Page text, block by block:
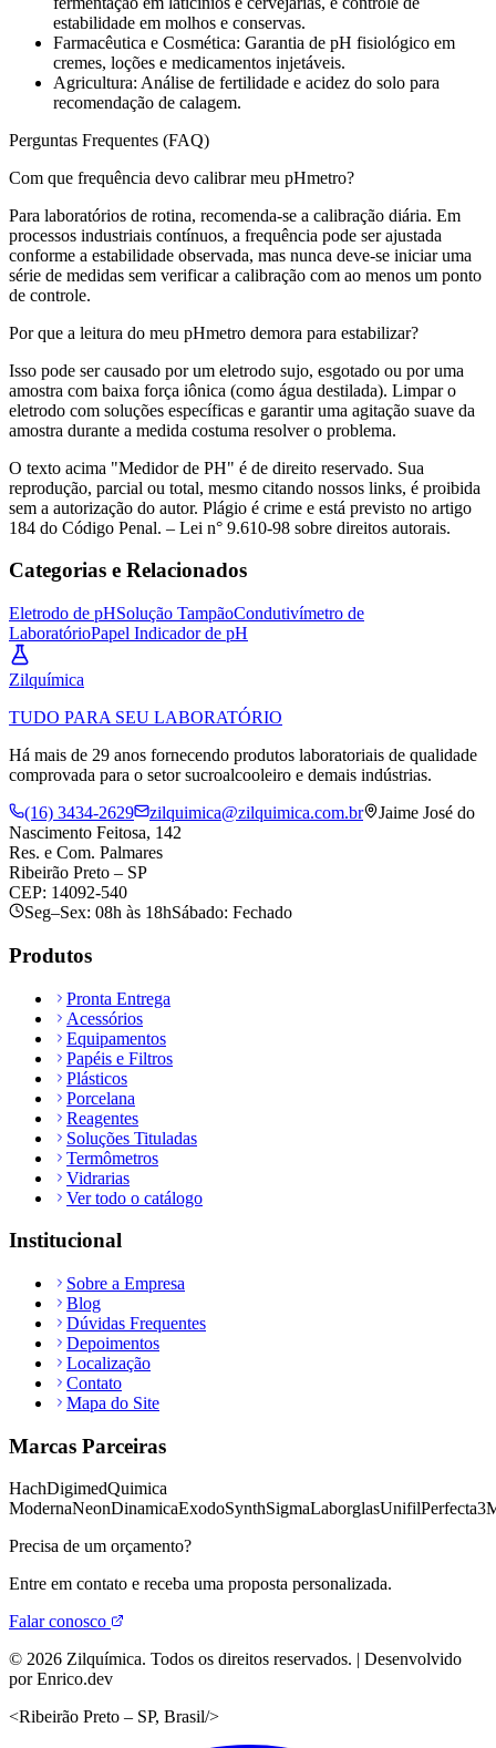
estabilidade em molhos e conservas.
Farmacêutica e Cosmética: Garantia de pH fisiológico em
cremes, loções e medicamentos injetáveis.
Agricultura: Análise de fertilidade e acidez do solo para
recomendação de calagem.
Perguntas Frequentes (FAQ)
Com que frequência devo calibrar meu pHmetro?
Para laboratórios de rotina, recomenda-se a calibração diária. Em
processos industriais contínuos, a frequência pode ser ajustada
conforme a estabilidade observada, mas nunca deve-se iniciar uma
série de medidas sem verificar a calibração com ao menos um ponto
de controle.
Por que a leitura do meu pHmetro demora para estabilizar?
Isso pode ser causado por um eletrodo sujo, esgotado ou por uma
amostra com baixa força iônica (como água destilada). Limpar o
eletrodo com soluções específicas e garantir uma agitação suave da
amostra durante a medida costuma resolver o problema.
O texto acima "Medidor de PH" é de direito reservado. Sua
reprodução, parcial ou total, mesmo citando nossos links, é proibida
sem a autorização do autor. Plágio é crime e está previsto no artigo
184 do Código Penal. – Lei n° 9.610-98 sobre direitos autorais.
Categorias e Relacionados
Eletrodo de pHSolução TampãoCondutivímetro de
LaboratórioPapel Indicador de pH
Zilquímica
TUDO PARA SEU LABORATÓRIO
Há mais de 29 anos fornecendo produtos laboratoriais de qualidade
comprovada para o setor sucroalcooleiro e demais indústrias.
(16) 3434-2629
zilquimica@zilquimica.com.br
Jaime José do
Nascimento Feitosa, 142
Res. e Com. Palmares
Ribeirão Preto – SP
CEP: 14092-540
Seg–Sex: 08h às 18hSábado: Fechado
Produtos
Pronta Entrega
Acessórios
Equipamentos
Papéis e Filtros
Plásticos
Porcelana
Reagentes
Soluções Tituladas
Termômetros
Vidrarias
Ver todo o catálogo
Institucional
Sobre a Empresa
Blog
Dúvidas Frequentes
Depoimentos
Localização
Contato
Mapa do Site
Marcas Parceiras
HachDigimedQuimica
ModernaNeonDinamicaExodoSynthSigmaLaborglasUnifilPerfecta
Precisa de um orçamento?
Entre em contato e receba uma proposta personalizada.
Falar conosco
© 2026 Zilquímica. Todos os direitos reservados. | Desenvolvido
por Enrico.dev
<Ribeirão Preto – SP, Brasil/>